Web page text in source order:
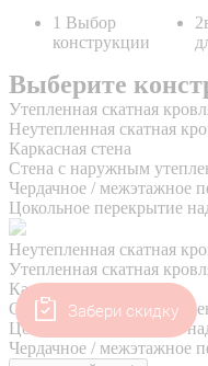
Забери скидку